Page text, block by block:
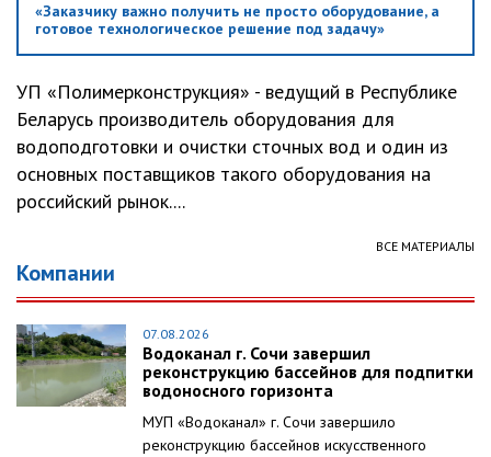
«Заказчику важно получить не просто оборудование, а
готовое технологическое решение под задачу»
УП «Полимерконструкция» - ведущий в Республике
Беларусь производитель оборудования для
водоподготовки и очистки сточных вод и один из
основных поставщиков такого оборудования на
российский рынок....
ВСЕ МАТЕРИАЛЫ
Компании
07.08.2026
Водоканал г. Сочи завершил
реконструкцию бассейнов для подпитки
водоносного горизонта
МУП «Водоканал» г. Сочи завершило
реконструкцию бассейнов искусственного